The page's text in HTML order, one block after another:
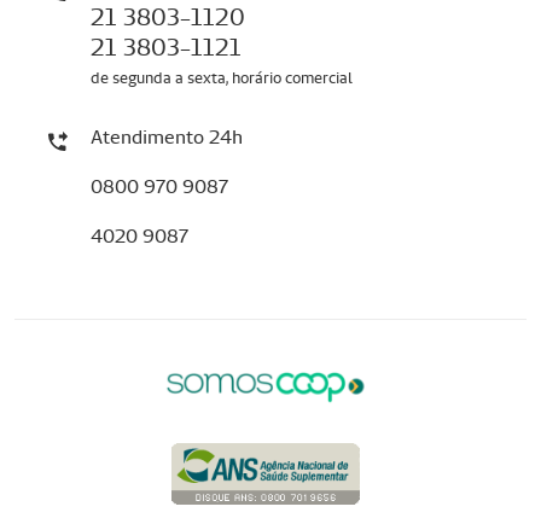
21 3803-1120
21 3803-1121
de segunda a sexta, horário comercial
Atendimento 24h
0800 970 9087
4020 9087